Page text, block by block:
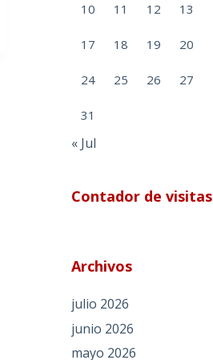
10 11 12 13
17 18 19 20
24 25 26 27
31
« Jul
Contador de visitas
Archivos
julio 2026
junio 2026
mayo 2026